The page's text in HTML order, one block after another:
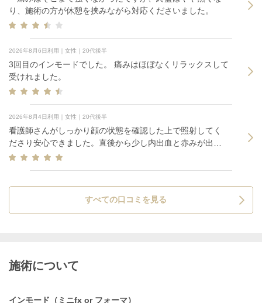
り、施術の方が休憩を挟みながら対応くださいました。
2026年8月6日利用｜女性｜20代後半
3回目のインモードでした。 痛みはほぼなくリラックスして
受けれました。
2026年8月4日利用｜女性｜20代後半
看護師さんがしっかり顔の状態を確認した上で照射してく
ださり安心できました。直後から少し内出血と赤みが出ま
したが、数日以内に引くそうなので様子見します！痛みや
すべての口コミを見る
施術について
インモード（ミニfx or フォーマ）